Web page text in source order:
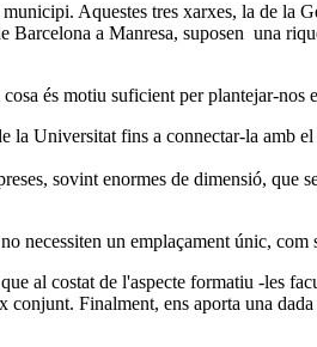
Aquestes tres xarxes, la de la
a Manresa, suposen una
és motiu suficient per plantejar-nos
Universitat fins a connectar-la amb
sovint enormes de dimensió, que
necessiten un emplaçament únic,
al costat de l'aspecte formatiu -les
Finalment, ens aporta una